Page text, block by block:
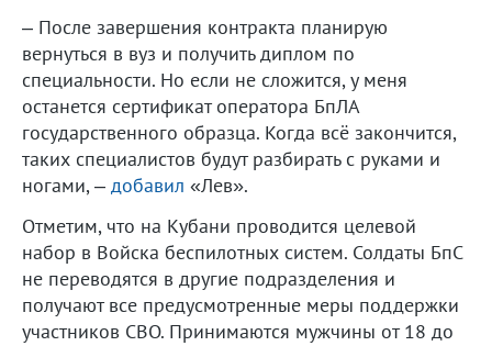
– После завершения контракта планирую
вернуться в вуз и получить диплом по
специальности. Но если не сложится, у меня
останется сертификат оператора БпЛА
государственного образца. Когда всё закончится,
таких специалистов будут разбирать с руками и
ногами, – добавил «Лев».
Отметим, что на Кубани проводится целевой
набор в Войска беспилотных систем. Солдаты БпС
не переводятся в другие подразделения и
получают все предусмотренные меры поддержки
участников СВО. Принимаются мужчины от 18 до